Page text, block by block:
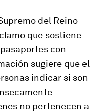
del Reino
que sostiene
con
sugiere que el
indicar si son
no pertenecen a